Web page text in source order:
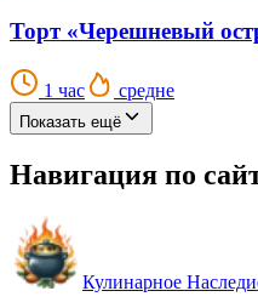
Торт «Черешневый
1 час средне
Показать ещё
Навигация по
Кулинарное